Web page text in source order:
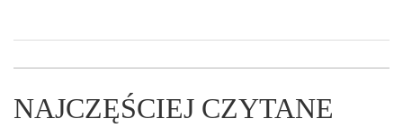
NAJCZĘŚCIEJ CZYTANE